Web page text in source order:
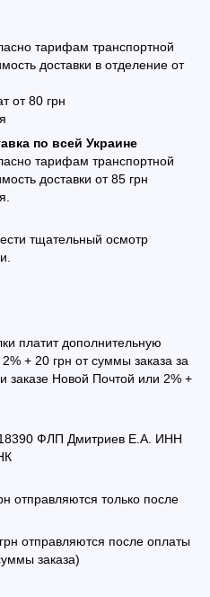
тарифам транспортной
доставки в отделение от
от 80 грн
по всей Украине
тарифам транспортной
доставки от 85 грн
тщательный осмотр
платит дополнительную
+ 20 грн от суммы заказа за
заказе Новой Почтой или 2% +
ФЛП Дмитриев Е.А. ИНН
отправляются только после
отправляются после оплаты
заказа)